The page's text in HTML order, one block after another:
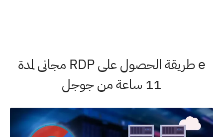
e طريقة الحصول على RDP مجانى لمدة
11 ساعة من جوجل